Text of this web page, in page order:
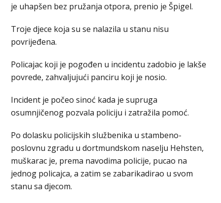
je uhapšen bez pružanja otpora, prenio je Špigel.
Troje djece koja su se nalazila u stanu nisu
povrijeđena.
Policajac koji je pogođen u incidentu zadobio je lakše
povrede, zahvaljujući panciru koji je nosio.
Incident je počeo sinoć kada je supruga
osumnjičenog pozvala policiju i zatražila pomoć.
Po dolasku policijskih službenika u stambeno-
poslovnu zgradu u dortmundskom naselju Hehsten,
muškarac je, prema navodima policije, pucao na
jednog policajca, a zatim se zabarikadirao u svom
stanu sa djecom.